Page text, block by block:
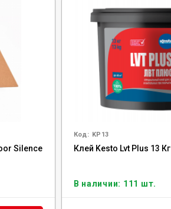
Silence
Код: KP13
Клей Kesto Lvt Plus 13 Кг
В наличии: 111 шт.